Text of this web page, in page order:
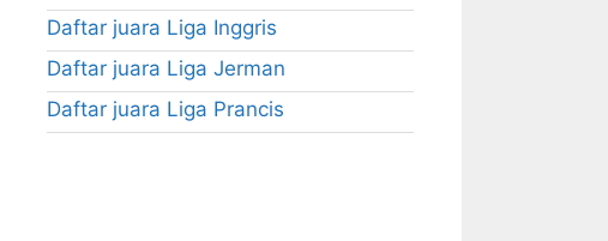
Daftar juara Liga Inggris
Daftar juara Liga Jerman
Daftar juara Liga Prancis